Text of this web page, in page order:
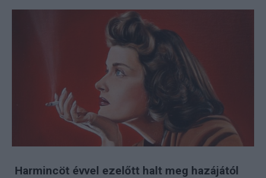
Harmincöt évvel ezelőtt halt meg hazájától